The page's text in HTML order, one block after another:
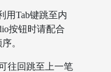
图书馆空间座位预约
用Tab键跳至内
按钮时请配合
。
往回跳至上一笔